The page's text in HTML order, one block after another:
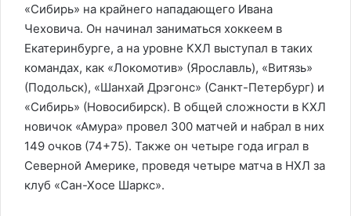
«Сибирь» на крайнего нападающего Ивана
Чеховича. Он начинал заниматься хоккеем в
Екатеринбурге, а на уровне КХЛ выступал в таких
командах, как «Локомотив» (Ярославль), «Витязь»
(Подольск), «Шанхай Дрэгонс» (Санкт-Петербург) и
«Сибирь» (Новосибирск). В общей сложности в КХЛ
новичок «Амура» провел 300 матчей и набрал в них
149 очков (74+75). Также он четыре года играл в
Северной Америке, проведя четыре матча в НХЛ за
клуб «Сан-Хосе Шаркс».